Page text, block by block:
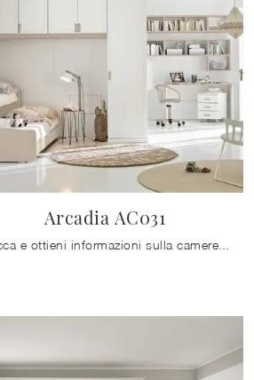
Arcadia AC031